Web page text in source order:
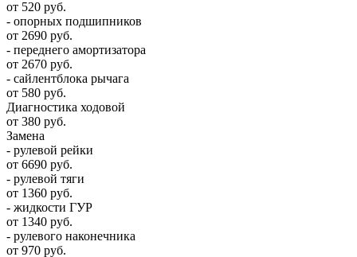
от 520 руб.
- опорных подшипников
от 2690 руб.
- переднего амортизатора
от 2670 руб.
- сайлентблока рычага
от 580 руб.
Диагностика ходовой
от 380 руб.
Замена
- рулевой рейки
от 6690 руб.
- рулевой тяги
от 1360 руб.
- жидкости ГУР
от 1340 руб.
- рулевого наконечника
от 970 руб.